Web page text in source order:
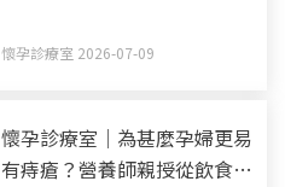
懷孕診療室 2026-07-09
懷孕診療室｜為甚麼孕婦更易
有痔瘡？營養師親授從飲食擊